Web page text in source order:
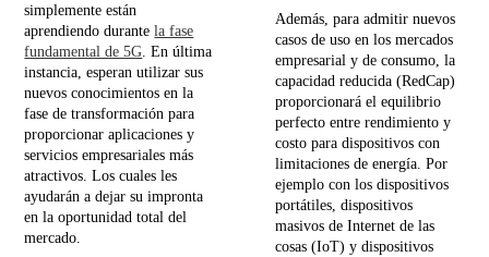
simplemente están
aprendiendo durantela fase
fundamental de 5G. En última
instancia, esperan utilizar sus
nuevos conocimientos en la
fase de transformación para
proporcionar aplicaciones y
servicios empresariales más
atractivos. Los cuales les
ayudarán a dejar su impronta
en la oportunidad total del
mercado.
Además, para admitir nuevos
casos de uso en los mercados
empresarial y de consumo, la
capacidad reducida (RedCap)
proporcionará el equilibrio
perfecto entre rendimiento y
costo para dispositivos con
limitaciones de energía. Por
ejemplo con los dispositivos
portátiles, dispositivos
masivos de Internet de las
cosas (IoT) y dispositivos